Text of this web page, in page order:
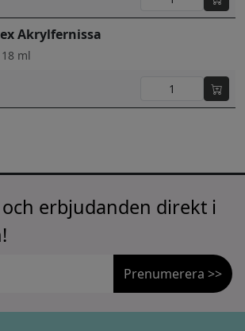
Akrylfernissa
ml
erbjudanden direkt i
Prenumerera >>